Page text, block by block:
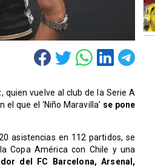
quien vuelve al club de la Serie A
que el ‘Niño Maravilla’ se pone
asistencias en 112 partidos, se
Copa América con Chile y una
del FC Barcelona, Arsenal,